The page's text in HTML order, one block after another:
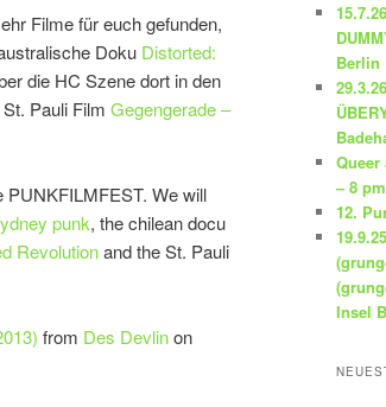
Filme für euch gefunden,
Doku Distorted:
die HC Szene dort in den
Pauli Film Gegengerade –
We will
punk, the chilean docu
Revolutionand the St. Pauli
from Des Devlinon
n
Berlin
Queer
– 8
12.
Insel